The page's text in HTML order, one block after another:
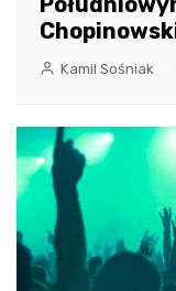
Kamil Sośniak